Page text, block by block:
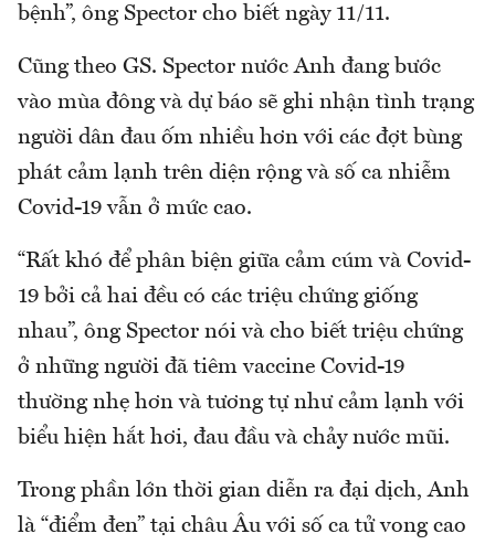
bệnh”, ông Spector cho biết ngày 11/11.
Cũng theo GS. Spector nước Anh đang bước
vào mùa đông và dự báo sẽ ghi nhận tình trạng
người dân đau ốm nhiều hơn với các đợt bùng
phát cảm lạnh trên diện rộng và số ca nhiễm
Covid-19 vẫn ở mức cao.
“Rất khó để phân biện giữa cảm cúm và Covid-
19 bởi cả hai đều có các triệu chứng giống
nhau”, ông Spector nói và cho biết triệu chứng
ở những người đã tiêm vaccine Covid-19
thường nhẹ hơn và tương tự như cảm lạnh với
biểu hiện hắt hơi, đau đầu và chảy nước mũi.
Trong phần lớn thời gian diễn ra đại dịch, Anh
là “điểm đen” tại châu Âu với số ca tử vong cao